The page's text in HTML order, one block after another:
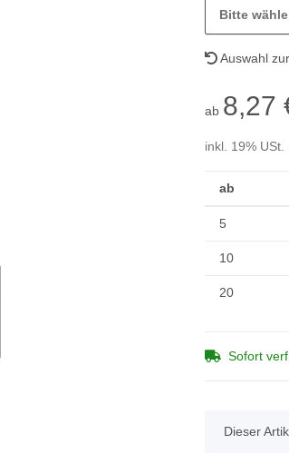
Bitte
Auswahl
ab 8,27
inkl. 19% USt.
ab
5
10
20
Sofort
x
Dieser